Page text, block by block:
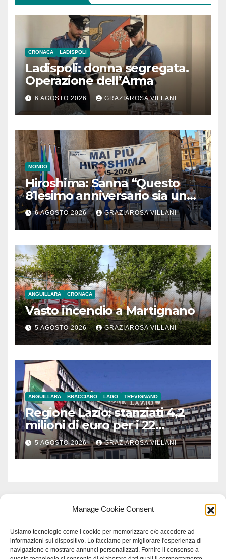
Manage Cookie Consent
Usiamo tecnologie come i cookie per memorizzare e/o accedere ad
informazioni sul dispositivo. Lo facciamo per migliorare l'esperienza di
navigazione e mostrare annunci personalizzati. Fornire il consenso a
CRONACA LADISPOLI
Ladispoli: donna segregata.
Operazione dell’Arma
6 AGOSTO 2026 GRAZIAROSA VILLANI
MONDO
Hiroshima: Sanna “Questo
81esimo anniversario sia un
monito per tutti”
6 AGOSTO 2026 GRAZIAROSA VILLANI
ANGUILLARA CRONACA
Vasto incendio a Martignano
5 AGOSTO 2026 GRAZIAROSA VILLANI
ANGUILLARA BRACCIANO LAGO TREVIGNANO
Regione Lazio: stanziati 4,2
milioni di euro per i 22
Comuni dell’Etruria
Meridionale
5 AGOSTO 2026 GRAZIAROSA VILLANI